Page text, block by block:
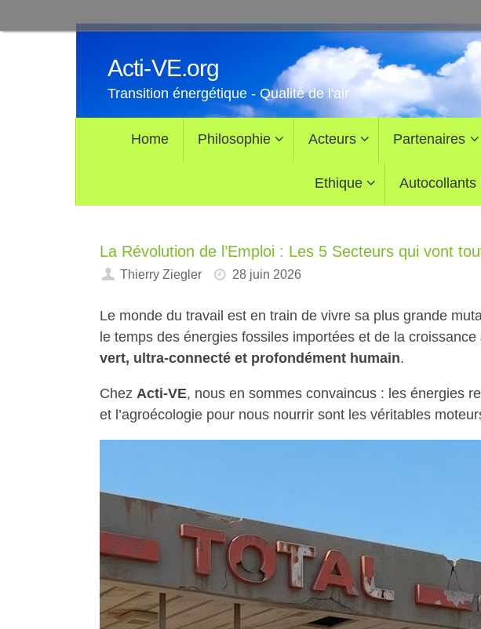
Passer
Acti-VE.org
Transition énergétique - Qualité de l'air
Home Philosophie Acteurs Partenaires
Ethique Autocollants
La Révolution de l’Emploi : Les 5 Secteurs qui vont
Thierry Ziegler 28 juin 2026
Le monde du travail est en train de vivre sa plus grande
le temps des énergies fossiles importées et de la
vert, ultra-connecté et profondément humain.
Chez Acti-VE, nous en sommes convaincus : les énergies
et l’agroécologie pour nous nourrir sont les véritables